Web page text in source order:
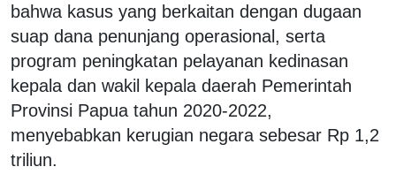
bahwa kasus yang berkaitan dengan dugaan
suap dana penunjang operasional, serta
program peningkatan pelayanan kedinasan
kepala dan wakil kepala daerah Pemerintah
Provinsi Papua tahun 2020-2022,
menyebabkan kerugian negara sebesar Rp 1,2
triliun.